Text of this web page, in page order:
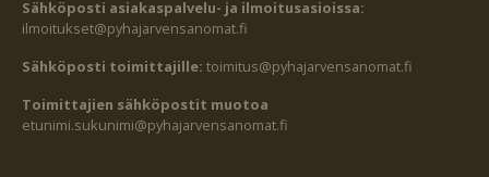
Sähköposti asiakaspalvelu- ja ilmoitusasioissa:
ilmoitukset@pyhajarvensanomat.fi
Sähköposti toimittajille: toimitus@pyhajarvensanomat.fi
Toimittajien sähköpostit muotoa
etunimi.sukunimi@pyhajarvensanomat.fi